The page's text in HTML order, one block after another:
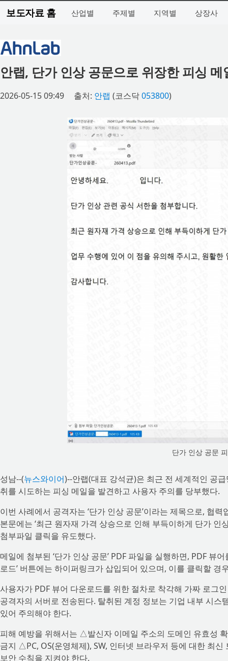
보도자료 홈 산업별 주제별 지역별 상장사
안랩, 단가 인상 공문으로 위장한 피싱 메
2026-05-15 09:49 출처: 안랩 (코스닥053800)
단가 인상 공문
성남--(뉴스와이어)--안랩(대표 강석균)은 최근 전 세계적인 공
취를 시도하는 피싱 메일을 발견하고 사용자 주의를 당부했다.
이번 사례에서 공격자는 ‘단가 인상 공문’이라는 제목으로, 협
본문에는 ‘최근 원자재 가격 상승으로 인해 부득이하게 단가
첨부파일 클릭을 유도했다.
메일에 첨부된 ‘단가 인상 공문’ PDF 파일을 실행하면, PDF 뷰
로드’ 버튼에는 하이퍼링크가 삽입되어 있으며, 이를 클릭할
사용자가 PDF 뷰어 다운로드를 위한 절차로 착각해 가짜 로그
공격자의 서버로 전송된다. 탈취된 계정 정보는 기업 내부 시
있어 주의해야 한다.
피해 예방을 위해서는 △발신자 이메일 주소의 도메인 유효성
금지 △PC, OS(운영체제), SW, 인터넷 브라우저 등에 대한 최
보안 수칙을 지켜야 한다.